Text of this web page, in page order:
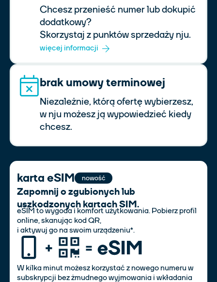
Chcesz przenieść numer lub dokupić
dodatkowy?
Skorzystaj z punktów sprzedaży nju.
więcej informacji
brak umowy terminowej
Niezależnie, którą ofertę wybierzesz,
w nju możesz ją wypowiedzieć kiedy
chcesz.
karta eSIM nowość
Zapomnij o zgubionych lub
uszkodzonych kartach SIM.
eSIM to wygoda i komfort użytkowania. Pobierz profil
online, skanując kod QR,
i aktywuj go na swoim urządzeniu*.
W kilka minut możesz korzystać z nowego numeru w
subskrypcji bez żmudnego wyjmowania i wkładania